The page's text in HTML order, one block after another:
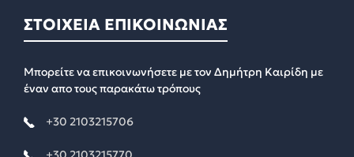
ΣΤΟΙΧΕΙΑ ΕΠΙΚΟΙΝΩΝΙΑΣ
Μπορείτε να επικοινωνήσετε με τον Δημήτρη Καιρίδη με
έναν απο τους παρακάτω τρόπους
+30 2103215706